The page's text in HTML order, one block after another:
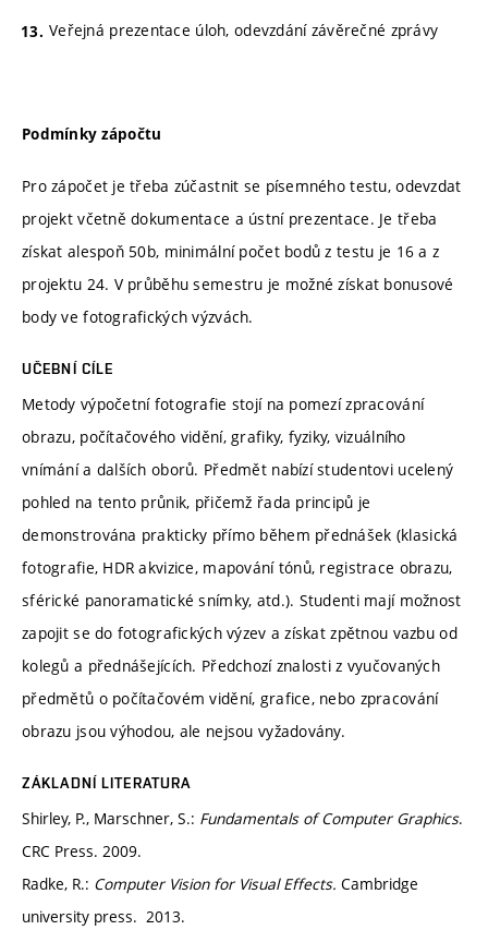
Veřejná prezentace úloh, odevzdání závěrečné zprávy
Podmínky zápočtu
Pro zápočet je třeba zúčastnit se písemného testu, odevzdat
projekt včetně dokumentace a ústní prezentace. Je třeba
získat alespoň 50b, minimální počet bodů z testu je 16 a z
projektu 24. V průběhu semestru je možné získat bonusové
body ve fotografických výzvách.
UČEBNÍ CÍLE
Metody výpočetní fotografie stojí na pomezí zpracování
obrazu, počítačového vidění, grafiky, fyziky, vizuálního
vnímání a dalších oborů. Předmět nabízí studentovi ucelený
pohled na tento průnik, přičemž řada principů je
demonstrována prakticky přímo během přednášek (klasická
fotografie, HDR akvizice, mapování tónů, registrace obrazu,
sférické panoramatické snímky, atd.). Studenti mají možnost
zapojit se do fotografických výzev a získat zpětnou vazbu od
kolegů a přednášejících. Předchozí znalosti z vyučovaných
předmětů o počítačovém vidění, grafice, nebo zpracování
obrazu jsou výhodou, ale nejsou vyžadovány.
ZÁKLADNÍ LITERATURA
Shirley, P., Marschner, S.: Fundamentals of Computer Graphics.
CRC Press. 2009.
Radke, R.: Computer Vision for Visual Effects. Cambridge
university press. 2013.